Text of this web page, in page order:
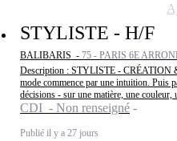
STYLISTE - H/F
BALIBARIS - 75 - PARIS 6E
Description : STYLISTE -
mode commence par une intuition. Puis
décisions - sur une matière, une couleur,
CDI - Non renseigné
Publié il y a 27 jours